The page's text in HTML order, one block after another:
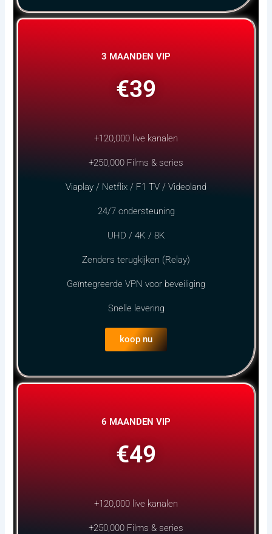
3 MAANDEN VIP
€39
+120,000 live kanalen
+250,000 Films & series
Viaplay / Netflix / F1 TV / Videoland
24/7 ondersteuning
UHD / 4K / 8K
Zenders terugkijken (Relay)
Geïntegreerde VPN voor beveiliging
Snelle levering
koop nu
6 MAANDEN VIP
€49
+120,000 live kanalen
+250,000 Films & series